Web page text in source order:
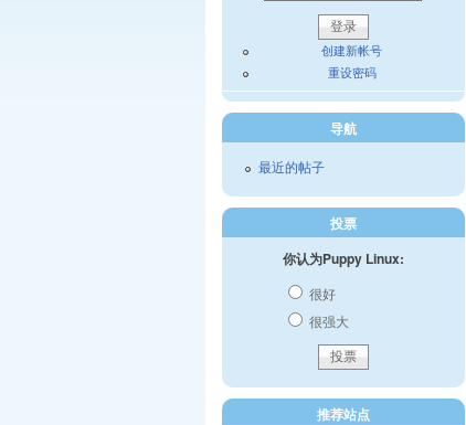
创建新帐号
重设密码
导航
最近的帖子
投票
你认为Puppy Linux:
很好
很强大
推荐站点